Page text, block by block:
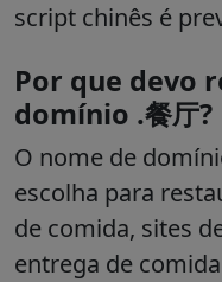
script chinês é
Por que devo
domínio .餐厅?
O nome de
escolha para
de comida, sites
entrega de